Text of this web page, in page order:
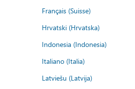
Français (Suisse)
Hrvatski (Hrvatska)
Indonesia (Indonesia)
Italiano (Italia)
Latviešu (Latvija)